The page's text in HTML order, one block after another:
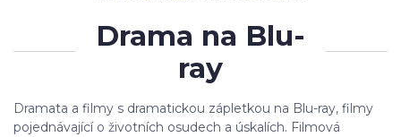
Drama na Blu-
ray
Dramata a filmy s dramatickou zápletkou na Blu-ray, filmy
pojednávající o životních osudech a úskalích. Filmová